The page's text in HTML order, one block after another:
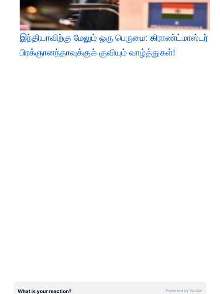
இந்தியாவிற்கு மேலும் ஒரு பெருமை: கிராண்ட்மாஸ்டர்
பிரக்ஞானந்தாவுக்குக் குவியும் வாழ்த்துகள்!